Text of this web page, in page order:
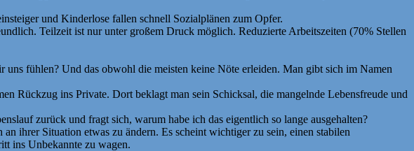
und Kinderlose fallen schnell Sozialplänen zum Opfer.
Teilzeit ist nur unter großem Druck möglich. Reduzierte Arbeitszeiten (70% Stellen
fühlen? Und das obwohl die meisten keine Nöte erleiden. Man gibt sich im Namen
Rückzug ins Private. Dort beklagt man sein Schicksal, die mangelnde Lebensfreude und
zurück und fragt sich, warum habe ich das eigentlich so lange ausgehalten?
ihrer Situation etwas zu ändern. Es scheint wichtiger zu sein, einen stabilen
ins Unbekannte zu wagen.